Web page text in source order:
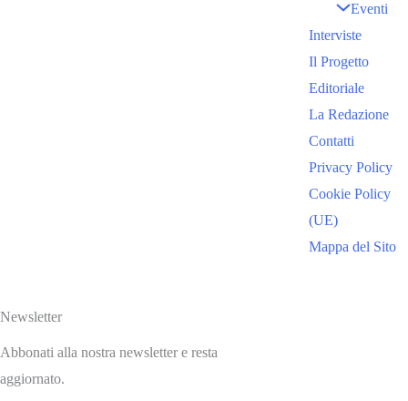
Eventi
Interviste
Il Progetto
Editoriale
La Redazione
Contatti
Privacy Policy
Cookie Policy
(UE)
Mappa del Sito
Newsletter
Abbonati alla nostra newsletter e resta
aggiornato.